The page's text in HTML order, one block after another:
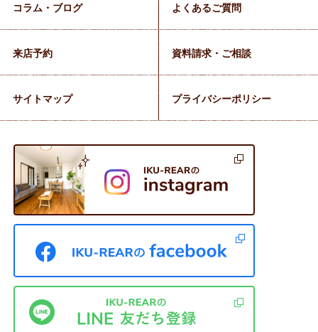
コラム・ブログ よくあるご質問
来店予約 資料請求・ご相談
サイトマップ プライバシーポリシー